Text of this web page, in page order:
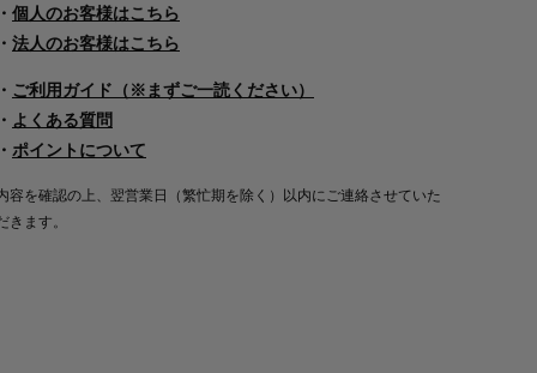
・ 個人のお客様はこちら
・ 法人のお客様はこちら
・ ご利用ガイド（※まずご一読ください）
・ よくある質問
・ ポイントについて
容を確認の上、翌営業日（繁忙期を除く）以内にご連絡させていた
きます。